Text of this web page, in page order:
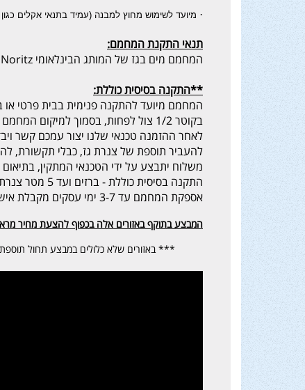
· מיועד לשימוש מחוץ למבנה (עמיד בתנאי אקלים
תנאי התקנת המחמם:
המחמם מים בגז של המותג הבינלאומי Noritz תוצרת יפן מיועד להתקנה חיצונית בלבד, בבית פרטי או בבית דירות.
**התקנה בסיסית כוללת:
המחמם מיועד להתקנה פנימית בבית פרטי או
בקוטר 1/2 צול לפחות, בסמוך למיקום המחמם מים בגז שקע לנקודת חשמל ביתי (מוגן מים).
לאחר ההזמנה טכנאי שלנו יצור עמכם קשר
להעביר תוספת של צנרת גז, כבלי תקשורת,
משלוח יתבצע על ידי הטכנאי המתקין, בתיאום טלפוני,
התקנה בסיסית כוללת - ברזים ועד 5 מטר צנרת (מים / גז).
אספקת המחמם עד 3-7 ימי עסקים מקבלת אישור ההזמנה.
המבצע בתוקף באזורים אלה בכפוף להצעת מחיר
*** באזורים שלא כלולים במבצע תחול